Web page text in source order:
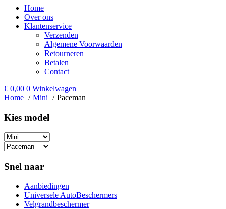
Home
Over ons
Klantenservice
Verzenden
Algemene Voorwaarden
Retourneren
Betalen
Contact
€ 0,00 0 Winkelwagen
Home
Mini Paceman
Kies model​
Snel naar
Aanbiedingen
Universele AutoBeschermers
Velgrandbeschermer